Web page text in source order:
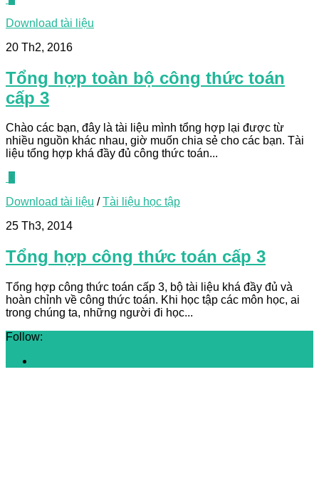
Download tài liệu
20 Th2, 2016
Tổng hợp toàn bộ công thức toán
cấp 3
Chào các bạn, đây là tài liệu mình tổng hợp lại được từ
nhiều nguồn khác nhau, giờ muốn chia sẻ cho các bạn. Tài
liệu tổng hợp khá đầy đủ công thức toán...
Download tài liệu /Tài liệu học tập
25 Th3, 2014
Tổng hợp công thức toán cấp 3
Tổng hợp công thức toán cấp 3, bộ tài liệu khá đầy đủ và
hoàn chỉnh về công thức toán. Khi học tập các môn học, ai
trong chúng ta, những người đi học...
Follow: